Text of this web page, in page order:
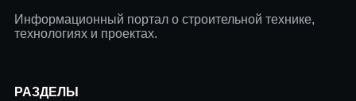
Информационный портал о строительной технике,
технологиях и проектах.
РАЗДЕЛЫ